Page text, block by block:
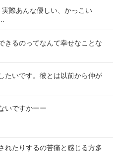
際あんな優しい、かっこい
きるのってなんて幸せなことな
たいです。彼とは以前から仲が
いですかーー
れたりするの苦痛と感じる方多